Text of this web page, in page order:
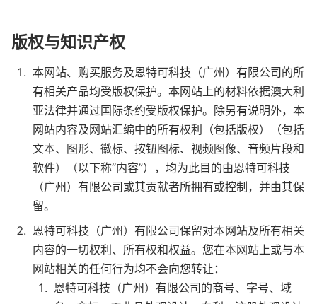
版权与知识产权
本网站、购买服务及恩特可科技（广州）有限公司的所
有相关产品均受版权保护。本网站上的材料依据澳大利
亚法律并通过国际条约受版权保护。除另有说明外，本
网站内容及网站汇编中的所有权利（包括版权）（包括
文本、图形、徽标、按钮图标、视频图像、音频片段和
软件）（以下称“内容”），均为此目的由恩特可科技
（广州）有限公司或其贡献者所拥有或控制，并由其保
留。
恩特可科技（广州）有限公司保留对本网站及所有相关
内容的一切权利、所有权和权益。您在本网站上或与本
网站相关的任何行为均不会向您转让：
恩特可科技（广州）有限公司的商号、字号、域